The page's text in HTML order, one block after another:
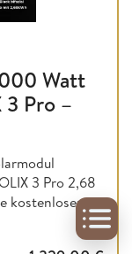
Watt
Pro –
3 Pro 2,68
kostenlosem